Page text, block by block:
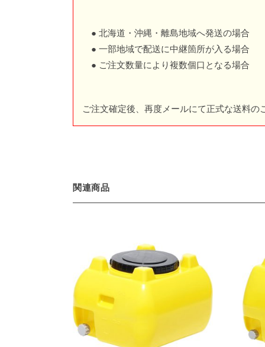
● 北海道・沖縄・離島地域へ発送の場合
● 一部地域で配送に中継箇所が入る場合
● ご注文数量により複数個口となる場合
ご注文確定後、再度メールにて正式な送料
関連商品